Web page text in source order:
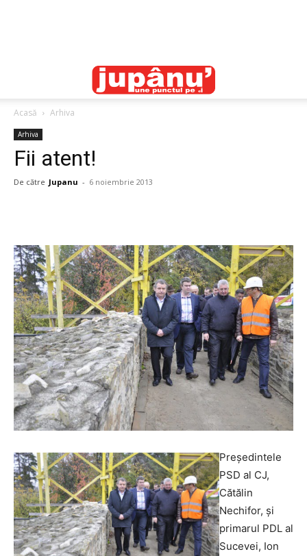
Acasă Arhiva
Arhiva
Fii atent!
De către Jupanu - 6 noiembrie 2013
Preşedintele
PSD al CJ,
Cătălin
Nechifor, şi
primarul PDL al
Sucevei, Ion